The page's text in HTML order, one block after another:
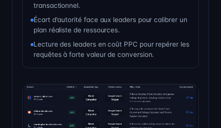
transactionnel.
Écart d'autorité face aux leaders pour calibrer un
plan réaliste de ressources.
Lecture des leaders en coût PPC pour repérer les
requêtes à forte valeur de conversion.